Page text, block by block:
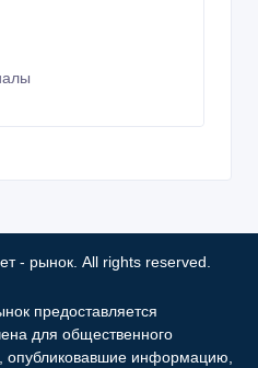
- рынок. All rights reserved.
предоставляется
для общественного
опубликовавшие информацию,